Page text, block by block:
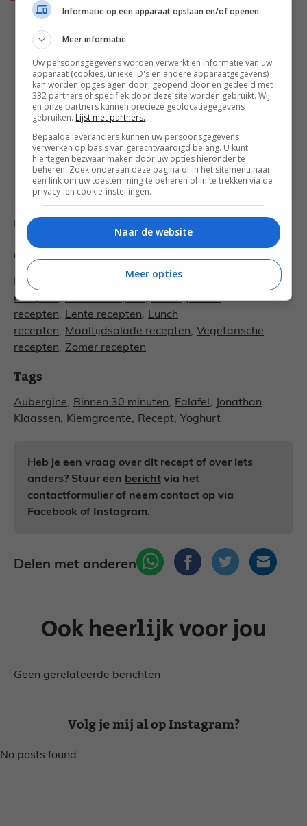
Notities
Dit is een hoofdgerecht voor 4
personen.
De bereiding duurt 30 minuten.
Jonathan rekende voor jullie ook nog
even de voedingswaarden per persoon
koolhydraten, 17 gram vetten en 9
gram vezels.
Recept:
Categorieën
Makkelijke recepten Brunch recepten
recepten, Herfst recepten, Hoofdgerecht
recepten, Lente recepten, Lunch
recepten, Maaltijdsalade recepten, Vegetarische
recepten, Zomer recepten
Tags
Aubergine, Binnen 30 minuten, Falafel,
Jonathan
Klaassen, Kiemgroente, Recept, Yoghurt
Heb je een vraag over dit recept of over iets
anders? Stuur een bericht via het
contactformulier of neem contact op via
Facebook of Instagram.
Delen met anderen
Ook heerlijk voor jou
Geen gerelateerde berichten
Volg je mij al op Instagram?
No posts found.
Informatie op een apparaat opslaan en/of openen
Meer informatie
Uw persoonsgegevens worden verwerkt en informatie van uw
apparaat (cookies, unieke ID's en andere apparaatgegevens)
kan worden opgeslagen door, geopend door en gedeeld met
332 partners of specifiek door deze site worden gebruikt. Wij
en onze partners kunnen precieze geolocatiegegevens
gebruiken. Lijst met partners.
Bepaalde leveranciers kunnen uw persoonsgegevens
verwerken op basis van gerechtvaardigd belang. U kunt
hiertegen bezwaar maken door uw opties hieronder te
beheren. Zoek onderaan deze pagina of in het sitemenu naar
een link om uw toestemming te beheren of in te trekken via de
privacy- en cookie-instellingen.
Naar de website
Meer opties